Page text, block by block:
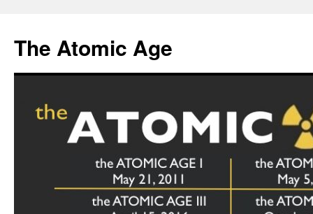
content
The Atomic Age